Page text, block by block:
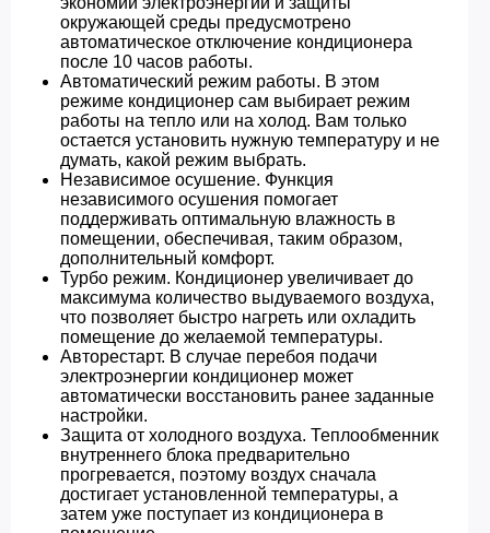
окружающей среды предусмотрено
автоматическое отключение кондиционера
после 10 часов работы.
Автоматический режим работы. В этом
режиме кондиционер сам выбирает режим
работы на тепло или на холод. Вам только
остается установить нужную температуру и не
думать, какой режим выбрать.
Независимое осушение. Функция
независимого осушения помогает
поддерживать оптимальную влажность в
помещении, обеспечивая, таким образом,
дополнительный комфорт.
Турбо режим. Кондиционер увеличивает до
максимума количество выдуваемого воздуха,
что позволяет быстро нагреть или охладить
помещение до желаемой температуры.
Авторестарт. В случае перебоя подачи
электроэнергии кондиционер может
автоматически восстановить ранее заданные
настройки.
Защита от холодного воздуха. Теплообменник
внутреннего блока предварительно
прогревается, поэтому воздух сначала
достигает установленной температуры, а
затем уже поступает из кондиционера в